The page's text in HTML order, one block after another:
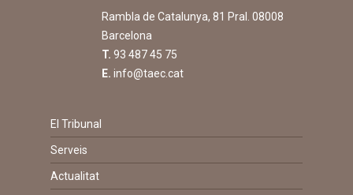
Rambla de Catalunya, 81 Pral. 08008
Barcelona
T. 93 487 45 75
E. info@taec.cat
El Tribunal
Serveis
Actualitat